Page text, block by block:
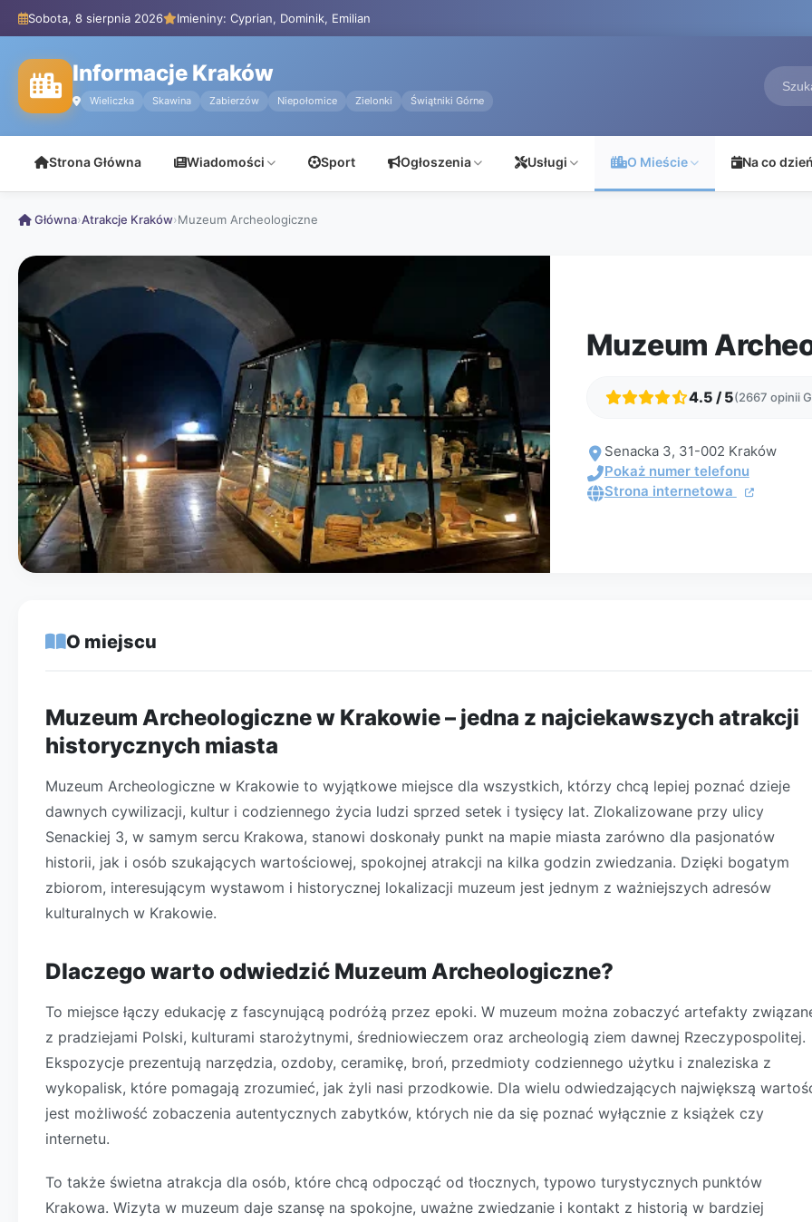
Sobota, 8 sierpnia 2026 Imieniny: Cyprian, Dominik, Emilian
Informacje Kraków
Wieliczka Skawina Zabierzów Niepołomice Zielonki Świątniki Górne
Strona Główna Wiadomości Sport Ogłoszenia Usługi O Mieście Na co dzień
Główna›Atrakcje Kraków›Muzeum Archeologiczne
Muzeum
4.5 / 5(2667 opinii
Senacka 3, 31-002 Kraków
Pokaż numer telefonu
Strona internetowa
O miejscu
Muzeum Archeologiczne w Krakowie – jedna z najciekawszych atrakcji
historycznych miasta
Muzeum Archeologiczne w Krakowie to wyjątkowe miejsce dla wszystkich, którzy chcą lepiej poznać dzieje
dawnych cywilizacji, kultur i codziennego życia ludzi sprzed setek i tysięcy lat. Zlokalizowane przy ulicy
Senackiej 3, w samym sercu Krakowa, stanowi doskonały punkt na mapie miasta zarówno dla pasjonatów
historii, jak i osób szukających wartościowej, spokojnej atrakcji na kilka godzin zwiedzania. Dzięki bogatym
zbiorom, interesującym wystawom i historycznej lokalizacji muzeum jest jednym z ważniejszych adresów
kulturalnych w Krakowie.
Dlaczego warto odwiedzić Muzeum Archeologiczne?
To miejsce łączy edukację z fascynującą podróżą przez epoki. W muzeum można zobaczyć artefakty
z pradziejami Polski, kulturami starożytnymi, średniowieczem oraz archeologią ziem dawnej Rzeczypospolitej.
Ekspozycje prezentują narzędzia, ozdoby, ceramikę, broń, przedmioty codziennego użytku i znaleziska z
wykopalisk, które pomagają zrozumieć, jak żyli nasi przodkowie. Dla wielu odwiedzających największą
jest możliwość zobaczenia autentycznych zabytków, których nie da się poznać wyłącznie z książek czy
internetu.
To także świetna atrakcja dla osób, które chcą odpocząć od tłocznych, typowo turystycznych punktów
Krakowa. Wizyta w muzeum daje szansę na spokojne, uważne zwiedzanie i kontakt z historią w bardziej